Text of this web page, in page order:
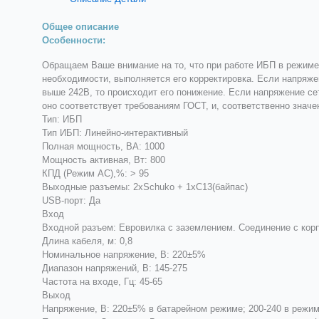
Общее описание
Особенности:
Обращаем Ваше внимание на то, что при работе ИБП в режиме
необходимости, выполняется его корректировка. Если
выше 242В, то происходит его понижение. Если напряжение
оно соответствует требованиям ГОСТ, и, соответственно
Тип: ИБП
Тип ИБП: Линейно-интерaктивный
Полная мощность, ВА: 1000
Мощность активная, Вт: 800
КПД (Режим AC),%: > 95
Выходные разъемы: 2xSchuko + 1xC13(байпас)
USB-порт: Да
Вход
Входной разъем: Евровилка с заземлением. Соединение с
Длина кабеля, м: 0,8
Номинальное напряжение, В: 220±5%
Диапазон напряжений, В: 145-275
Частота на входе, Гц: 45-65
Выход
Напряжение, В: 220±5% в батарейном режиме; 200-240 в